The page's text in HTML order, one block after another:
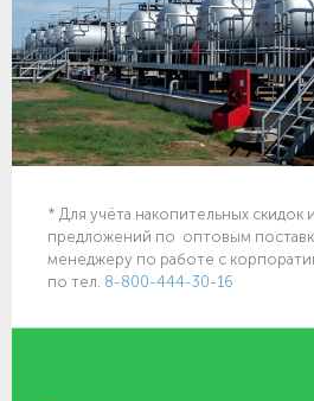
* Для учёта накопительных скидок
предложений по оптовым
менеджеру по работе с
по тел. 8-800-444-30-16